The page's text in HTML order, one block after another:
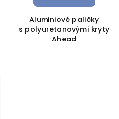
Aluminiové paličky
s polyuretanovými kryty
Ahead